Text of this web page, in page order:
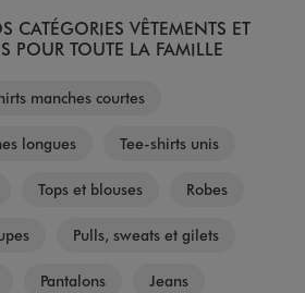
CATÉGORIES VÊTEMENTS ET
POUR TOUTE LA FAMILLE
manches courtes
longues Tee-shirts unis
Tops et blouses Robes
Pulls, sweats et gilets
Pantalons Jeans